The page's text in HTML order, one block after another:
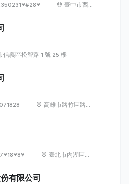
臺中市西
信義區松智路 1 號 25 樓
高雄市路竹區路科
臺北市內湖區行
有限公司